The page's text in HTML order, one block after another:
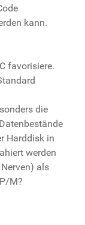
kann.
favorisiere.
die
Harddisk in
werden
als
M?